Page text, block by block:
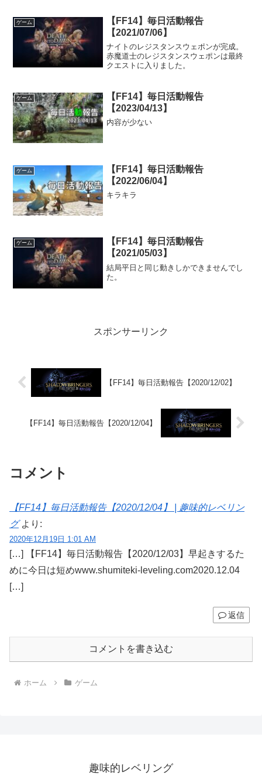
ゲーム
【FF14】毎日活動報告
【2021/07/06】
ナイトのレジスタンスウェポンが完成。
赤魔道士のレジスタンスウェポンは最終
クエストに入りました。
ゲーム
【FF14】毎日活動報告
【2023/04/13】
内容が少ない
ゲーム
【FF14】毎日活動報告
【2022/06/04】
キラキラ
ゲーム
【FF14】毎日活動報告
【2021/05/03】
結局平日と同じ動きしかできませんでし
た。
スポンサーリンク
【FF14】毎日活動報告【2020/12/02】
【FF14】毎日活動報告【2020/12/04】
コメント
【FF14】毎日活動報告【2020/12/04】 | 趣味的レベリン
グ より:
2020年12月19日 1:01 AM
[…] 【FF14】毎日活動報告【2020/12/03】早起きするた
めに今日は短めwww.shumiteki-leveling.com2020.12.04
[…]
返信
コメントを書き込む
ホーム ゲーム
趣味的レベリング